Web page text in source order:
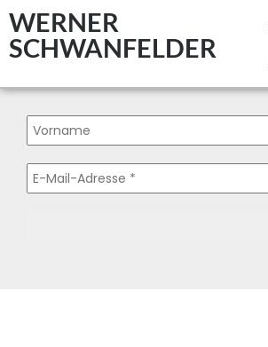
WERNER
SCHWANFELDER